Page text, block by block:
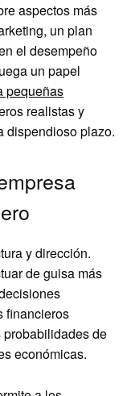
aspectos más
un plan
el desempeño
un papel
pequeñas
realistas y
dispendioso plazo.
y dirección.
de guisa más
financieros
de
económicas.